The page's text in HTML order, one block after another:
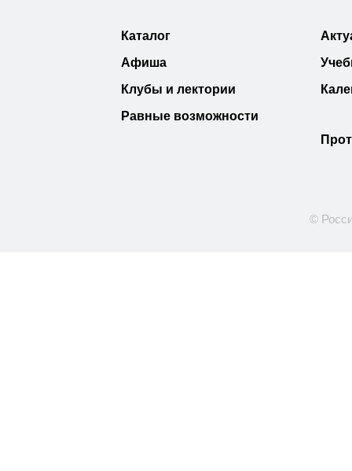
Каталог
Афиша
Клубы и лектории
Равные возможности
©